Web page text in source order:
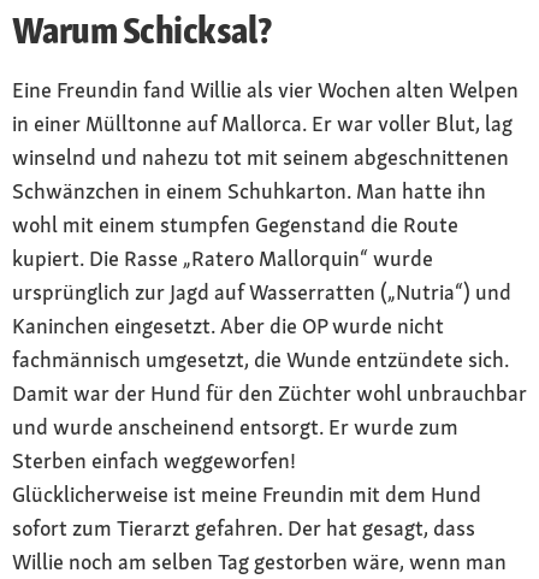
Warum Schicksal?
Eine Freundin fand Willie als vier Wochen alten Welpen
in einer Mülltonne auf Mallorca. Er war voller Blut, lag
winselnd und nahezu tot mit seinem abgeschnittenen
Schwänzchen in einem Schuhkarton. Man hatte ihn
wohl mit einem stumpfen Gegenstand die Route
kupiert. Die Rasse „Ratero Mallorquin“ wurde
ursprünglich zur Jagd auf Wasserratten („Nutria“) und
Kaninchen eingesetzt. Aber die OP wurde nicht
fachmännisch umgesetzt, die Wunde entzündete sich.
Damit war der Hund für den Züchter wohl unbrauchbar
und wurde anscheinend entsorgt. Er wurde zum
Sterben einfach weggeworfen!
Glücklicherweise ist meine Freundin mit dem Hund
sofort zum Tierarzt gefahren. Der hat gesagt, dass
Willie noch am selben Tag gestorben wäre, wenn man